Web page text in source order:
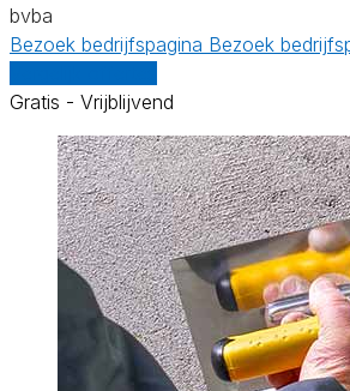
bvba
Bezoek bedrijfspagina Bezoek
Gratis - Vrijblijvend